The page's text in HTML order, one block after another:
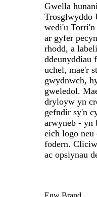
Gwella
Trosglwyddo
wedi'u
ar gyfer
rhodd, a
ddeunyddiau
uchel, mae'r
gwydnwch,
gweledol.
dryloyw yn
gefndir sy'n
arwyneb - yn
eich logo
fodern.
ac opsiynau
Enw Brand